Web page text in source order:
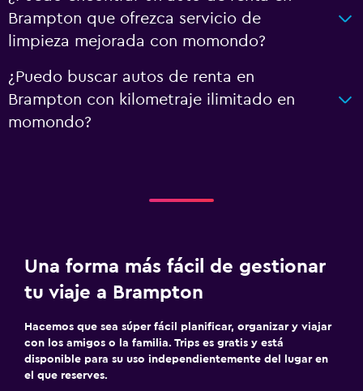
Brampton que ofrezca servicio de
limpieza mejorada con momondo?
¿Puedo buscar autos de renta en
Brampton con kilometraje ilimitado en
momondo?
Una forma más fácil de gestionar
tu viaje a Brampton
Hacemos que sea súper fácil planificar, organizar y viajar
con los amigos o la familia. Trips es gratis y está
disponible para su uso independientemente del lugar en
el que reserves.